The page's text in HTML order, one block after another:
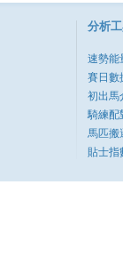
分析
速勢能
賽日數
初出馬
騎練配
馬匹搬
貼士指